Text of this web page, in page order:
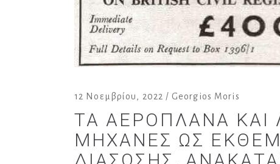
12 Νοεμβρίου, 2022 Georgios Moris
ΤΑ ΑΕΡΟΠΛΆΝΑ ΚΑΙ
ΜΗΧΑΝΈΣ ΩΣ